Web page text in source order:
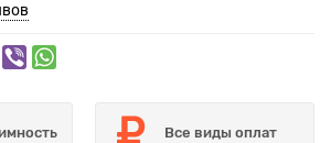
Все виды оплат